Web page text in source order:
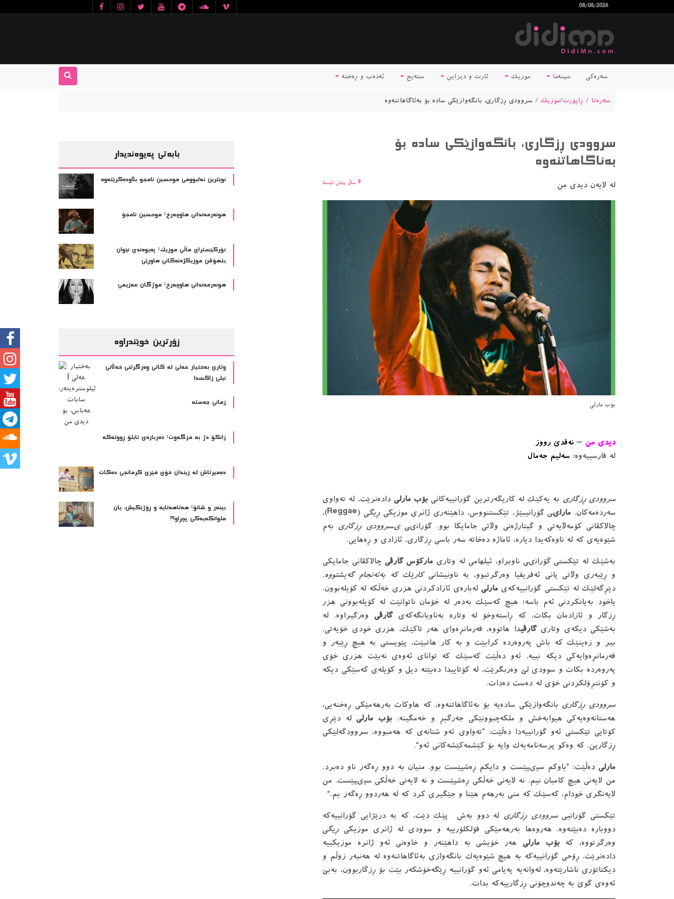
08/08/2026
ئه‌ده‌ب و ڕه‌خنه‌ ستەیج ئارت و دیزاین موزیک سینەما سەرەکی
سەرەتا / ڕاپۆرت/موزیک / سروودى ڕزگارى، بانگەوازێكى ساده بۆ بەئاگاهاتنەوە
بابەتی پەیوەندیدار
نوێترین ئەلبوومی موحسین نامجو بڵاودەكرێته‌وه‌
هونەرمەندانى هاوچەرخ: موحسين نامجۆ
ئۆركێسترای ماڵی موزیك: په‌یوه‌ندی نێوان
بتهۆڤن موزیكژه‌نه‌كانی هاوڕێی
هونه‌رمه‌ندانی هاوچه‌رخ: موژگان عەزيمى
زۆرترین خوێندراوە
وتاری بەختیار عەلی لە کاتی وەرگرتنی خەڵاتی
نیلی زاکسدا
زمانی جەستە
زانکۆ دژ بە مزگەوت: دەربارەى تابلۆ ڕووتەکە
ده‌میرتاش له‌ زیندان خۆی فێری كرمانجی ده‌كات
بینەر و شانۆ: هەتاھەتایە و ڕۆژێکیش، یان
ملوانکەیەکی پچڕاو؟!
سروودى ڕزگارى، بانگەوازێكى ساده بۆ
بەئاگاهاتنەوە
لە لایەن دیدی من 8 ساڵ پێش ئێستا
بۆب مارلی
ديدى من – نەقدێ رووز
له فارسييەوه: سەليم جەمال
سروودى ڕزگارى بە يەكێك له كاريگەرترين گۆرانیيەكانى بۆب مارلى دادەنرێت، له تەواوى
سەردەمەكان. مارلىی گۆرانيبێژ، تێكستنووس، داهێنەرى ژانرى موزيكىڕيگى
(Reggae)،
چالاكڤانى كۆمەڵايەتى و گيتارژەنى وڵاتى جامايكا بوو. گۆرانىیىسروودى ڕزگارى بەم
شێوەيەى كە له ناوەكەيدا ديارە، ئاماژە دەخاتە سەر باسى ڕزگارى، ئازادى و ڕەهايى.
بەشێك له تێكستى گۆرانىی ناوبراو، ئيلهامى له وتارى ماركۆس گارڤى چالاكڤانى جامايكى
و ڕێبەرى وڵاتى پانى ئەفريقيا وەرگرتبوو، بە ناونيشانىكارێك كە بەئەنجام گەيشتووە.
دێڕگەلێك لە تێكستى گۆرانيیەكەى مارلى لەبارەى ئازادكردنى هزرى خەڵكە له كۆيلەبوون.
ياخود بەيانكردنى ئەم باسە؛ هيچ كەسێك بەدەر لە خۆمان ناتوانێت له كۆيلەبوونى هزر
ڕزگار و ئازادمان بكات، كە ڕاستەوخۆ له وتارە بەناوبانگەكەىگارڤى وەرگيراوە. له
بەشێكى ديكەى وتارىگارڤیدا هاتووە، فەرمانڕەواى هەر تاكێك، هزرى خودى خۆيەتى.
بير و زەينێك كە باش پەروەردە كرابێت و بە كار هاتبێت، پێويستى بە هيچ ڕێبەر و
فەرمانڕەوايەكى ديكە نييه. ئەو دەڵێت كەسێك كە تواناى ئەوەى نەبێت هزرى خۆى
پەروەردە بكات و سوودى لێ وەربگرێت، له كۆتاييدا دەبێته ديل و كۆيلەى كەسێكى ديكە
و كۆنتڕۆلكردنى خۆى لە دەست دەدات.
سروودى ڕزگارى بانگەوازێكى سادەيه بۆ بەئاگاهاتنەوە، كە هاوكات بەرهەمێكى ڕەخنەيى،
هەستانەوەيەكى هيوابەخش و ملكەچبوونێكى جەرگبڕ و خەمگينه.بۆب مارلىله دێڕى
كۆتايى تێكستى ئەو گۆرانیيەدا دەڵێت: ”تەواوى ئەو شتانەى كە هەمبووه، سروودگەلێكى
ڕزگارين. كە وەكو پرسەنامەيەك وايه بۆ كێشمەكێشەكانى ئەو“.
مارلى دەڵێت: ”باوكم سپىپێست و دايكم ڕەشپێست بوو. منيان بە دوو ڕەگەز ناو دەبرد.
من لايەنى هيچ كاميان نيم. نە لايەنى خەڵكى ڕەشپێست و نە لايەنى خەڵكى سپىپێست. من
لايەنگرى خودام، كەسێك كە منى بەرهەم هێنا و جێگيرى كرد كه له هەردوو ڕەگەز بم.“
تێكستى گۆرانیىسروودى ڕزگارى له دوو بەش پێك دێت، كە بە درێژايى گۆرانيیەكە
دووبارە دەبێتەوە. هەروەها بەرهەمێكى فۆلكلۆریيه و سوودى له ژانرى موزيكىڕيگى
وەرگرتووە، كەبۆب مارلى هەر خۆيشى به داهێنەر و خاوەنى ئەو ژانره موزيكييه
دادەنرێت. ڕۆحى گۆرانيیەكە بە هيچ شێوەيەك بانگەوازى بەئاگاهاتنەوە له هەنبەر زوڵم و
ديكتاتۆرى ناشارێتەوە، لەوانەيه پەيامى ئەو گۆرانيیه ڕێگەخۆشكەر بێت بۆ ڕزگاربوون، بەبێ
ئەوەى گوێ به چەندوچۆنى ڕزگاريیەكە بدات.